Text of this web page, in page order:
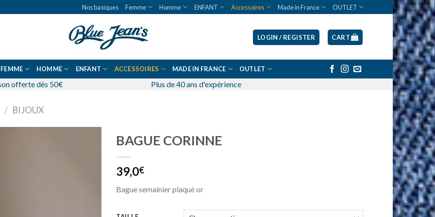
Nos basiques Femme Homme ENFANT Accessoires Made in France OUTLET
LOGIN / REGISTER CART
FEMME HOMME ENFANT ACCESSOIRES MADE IN FRANCE OUTLET
offerte dès 50€ Plus de 40 ans d'expérience
/ BIJOUX
BAGUE CORINNE
39,0€
Bague semainier plaqué or